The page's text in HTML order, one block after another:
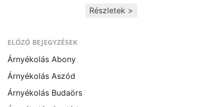
Részletek >
ELŐZŐ BEJEGYZÉSEK
Árnyékolás Abony
Árnyékolás Aszód
Árnyékolás Budaörs